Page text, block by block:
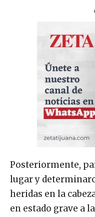
Posteriormente,
lugar y
heridas en la
en estado grave a